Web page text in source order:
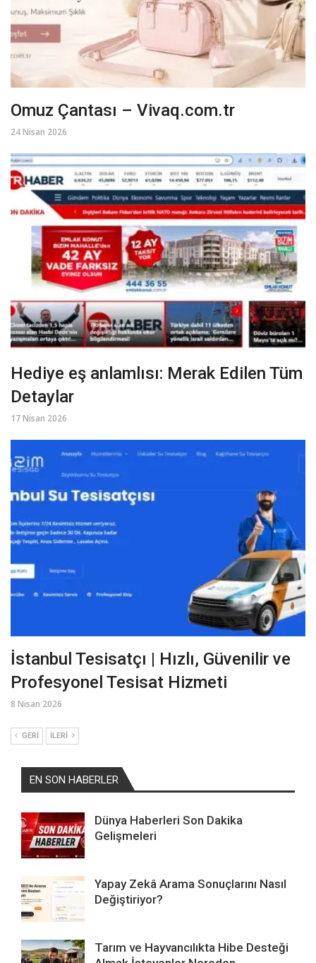
Omuz Çantası – Vivaq.com.tr
24 Nisan 2026
Hediye eş anlamlısı: Merak Edilen Tüm
Detaylar
17 Nisan 2026
İstanbul Tesisatçı | Hızlı, Güvenilir ve
Profesyonel Tesisat Hizmeti
8 Nisan 2026
GERI İLERI
EN SON HABERLER
Dünya Haberleri Son Dakika
Gelişmeleri
Yapay Zekâ Arama Sonuçlarını Nasıl
Değiştiriyor?
Tarım ve Hayvancılıkta Hibe Desteği